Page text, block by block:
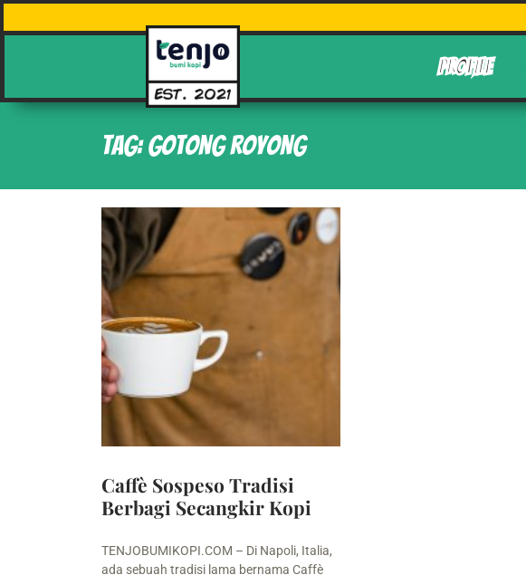
PROFILE
Tag: gotong royong
Caffè Sospeso Tradisi
Berbagi Secangkir Kopi
TENJOBUMIKOPI.COM – Di Napoli, Italia,
ada sebuah tradisi lama bernama Caffè